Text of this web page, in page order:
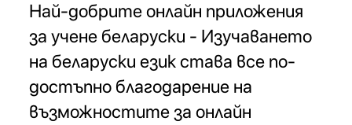
Най-добрите онлайн приложения
за учене беларуски - Изучаването
на беларуски език става все по-
достъпно благодарение на
възможностите за онлайн